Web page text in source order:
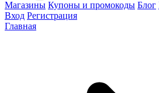
Магазины Купоны и промокоды Блог
Вход Регистрация
Главная